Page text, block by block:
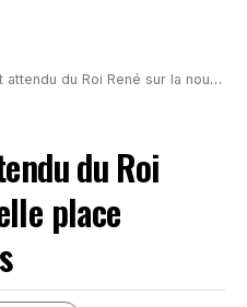
Roi René sur la nouvelle place Kennedy à Angers
du Roi
place